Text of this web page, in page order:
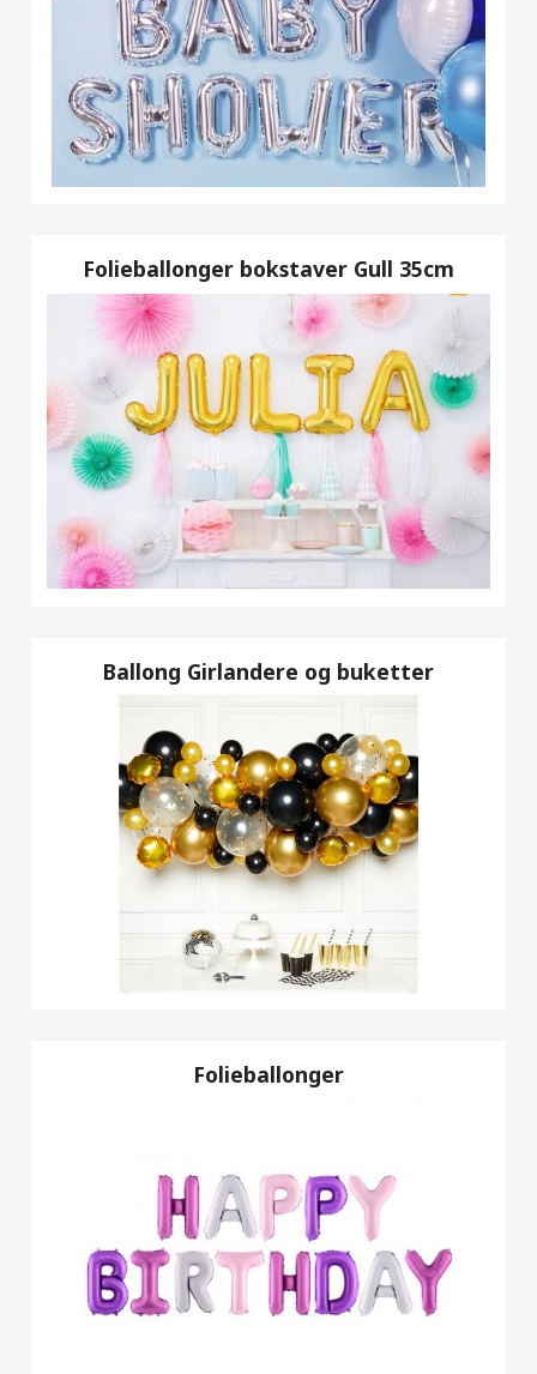
Folieballonger bokstaver Gull 35cm
Ballong Girlandere og buketter
Folieballonger